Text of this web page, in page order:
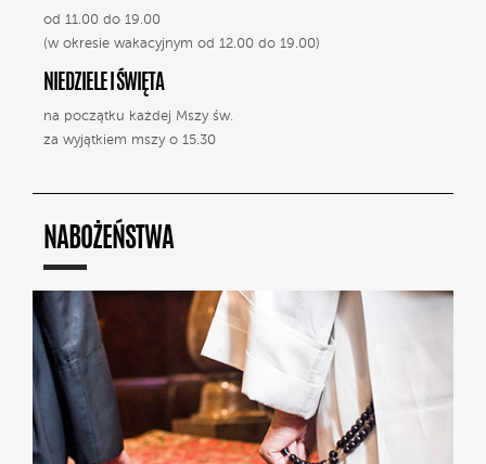
od 11.00 do 19.00
(w okresie wakacyjnym od 12.00 do 19.00)
NIEDZIELE I ŚWIĘTA
na początku każdej Mszy św.
za wyjątkiem mszy o 15.30
NABOŻEŃSTWA